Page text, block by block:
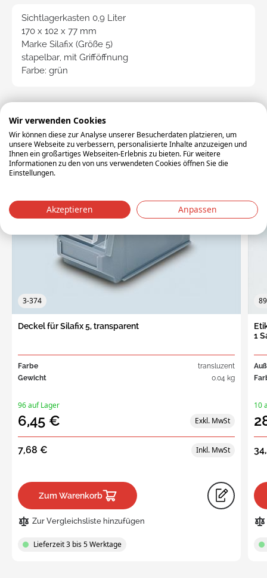
Sichtlagerkasten 0,9 Liter
170 x 102 x 77 mm
Marke Silafix (Größe 5)
stapelbar, mit Grifföffnung
Farbe: grün
3-374
Deckel für Silafix 5, transparent
Farbe
transluzent
Gewicht
0.04 kg
96 auf Lager
6,45 €
7,68 €
Zum Warenkorb
Zur Vergleichsliste hinzufügen
Lieferzeit 3 bis 5 Werktage
1
10
Wir verwenden Cookies
Wir können diese zur Analyse unserer Besucherdaten platzieren, um
unsere Webseite zu verbessern, personalisierte Inhalte anzuzeigen und
Ihnen ein großartiges Webseiten-Erlebnis zu bieten. Für weitere
Informationen zu den von uns verwendeten Cookies öffnen Sie die
Einstellungen.
Akzeptieren Anpassen